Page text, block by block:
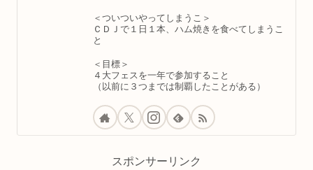
＜ついついやってしまうこ＞
ＣＤＪで１日１本、ハム焼きを食べてしまうこ
と
＜目標＞
４大フェスを一年で参加すること
（以前に３つまでは制覇したことがある）
スポンサーリンク